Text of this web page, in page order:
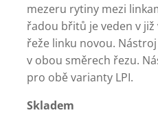
mezeru rytiny mezi
řadou břitů je veden v
řeže linku novou.
v obou směrech řezu.
pro obě varianty LPI.
Skladem